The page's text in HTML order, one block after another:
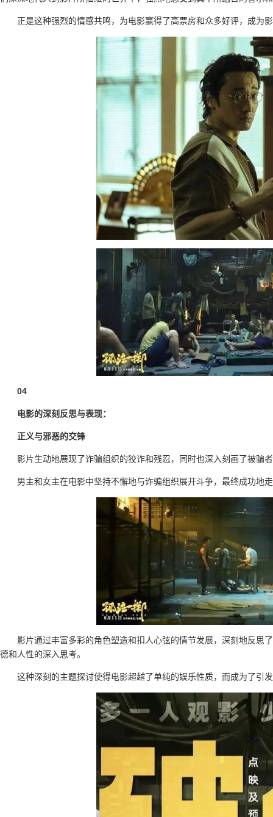
正是这种强烈的情感共鸣，为电影赢得了高票房和众多好评，成为
04
电影的深刻反思与表现：
正义与邪恶的交锋
影片生动地展现了诈骗组织的狡诈和残忍，同时也深入刻画了被骗
男主和女主在电影中坚持不懈地与诈骗组织展开斗争，最终成功地
影片通过丰富多彩的角色塑造和扣人心弦的情节发展，深刻地反思
德和人性的深入思考。
这种深刻的主题探讨使得电影超越了单纯的娱乐性质，而成为了引